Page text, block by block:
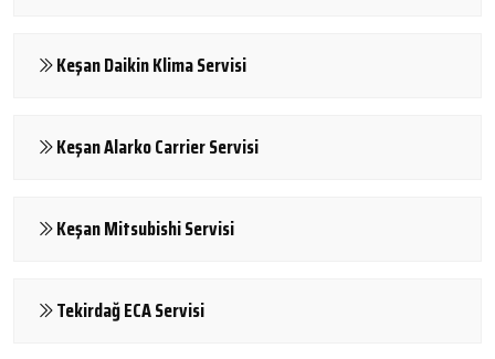
Keşan Daikin Klima Servisi
Keşan Alarko Carrier Servisi
Keşan Mitsubishi Servisi
Tekirdağ ECA Servisi